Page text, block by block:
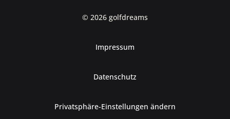
© 2026 golfdreams
Impressum
Datenschutz
Privatsphäre-Einstellungen ändern